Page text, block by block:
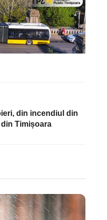
din incendiul din
Timișoara